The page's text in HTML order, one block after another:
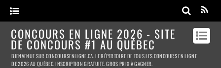
CONCOURS EN LIGNE 2026 - SITE
DE CONCOURS #1 AU QUÉBEC
BIENVENUE SUR CONCOURSENLIGNE.CA. LE RÉPERTOIRE DE TOUS LES CONCOURS EN LIGNE
DE 2026 AU QUÉBEC. INSCRIPTION GRATUITE. GROS PRIX À GAGNER.